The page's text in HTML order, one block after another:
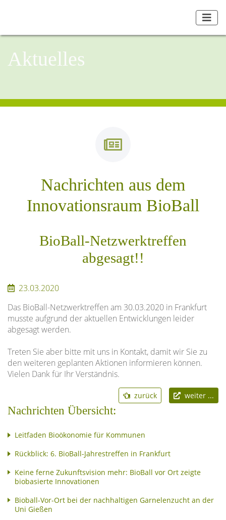
Aktuelles
Nachrichten aus dem
Innovationsraum BioBall
BioBall-Netzwerktreffen
abgesagt!!
23.03.2020
Das BioBall-Netzwerktreffen am 30.03.2020 in Frankfurt
musste aufgrund der aktuellen Entwicklungen leider
abgesagt werden.
Treten Sie aber bitte mit uns in Kontakt, damit wir Sie zu
den weiteren geplanten Aktionen informieren können.
Vielen Dank für Ihr Verständnis.
zurück weiter ...
Nachrichten Übersicht:
Leitfaden Bioökonomie für Kommunen
Rückblick: 6. BioBall-Jahrestreffen in Frankfurt
Keine ferne Zukunftsvision mehr: BioBall vor Ort zeigte
biobasierte Innovationen
Bioball-Vor-Ort bei der nachhaltigen Garnelenzucht an der
Uni Gießen